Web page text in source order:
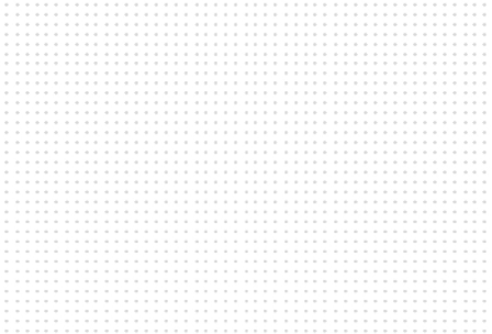
önskemål och arrangemang av catering
diskuteras och ordnas direkt med det valda
venuet.
Kan jag ta med egen mat och dryck?
Många av våra venues har specifika regler för
egen mat och dryck. Kontakta direkt det aktuella
venuet för att få detaljer om vad som gäller för
just den lokalen.